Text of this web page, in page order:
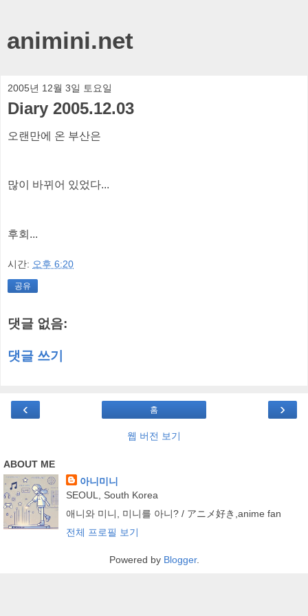
animini.net
2005년 12월 3일 토요일
Diary 2005.12.03
오랜만에 온 부산은
많이 바뀌어 있었다...
후회...
시간: 오후 6:20
공유
댓글 없음:
댓글 쓰기
‹ ›
홈
웹 버전 보기
ABOUT ME
아니미니
SEOUL, South Korea
애니와 미니, 미니를 아니? / アニメ好き,anime fan
전체 프로필 보기
Powered by Blogger.